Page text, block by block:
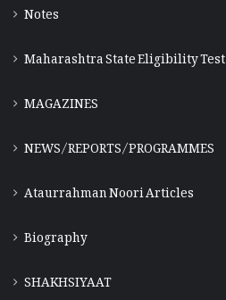
Notes
Maharashtra State Eligibility Test
MAGAZINES
NEWS/REPORTS/PROGRAMMES
Ataurrahman Noori Articles
Biography
SHAKHSIYAAT